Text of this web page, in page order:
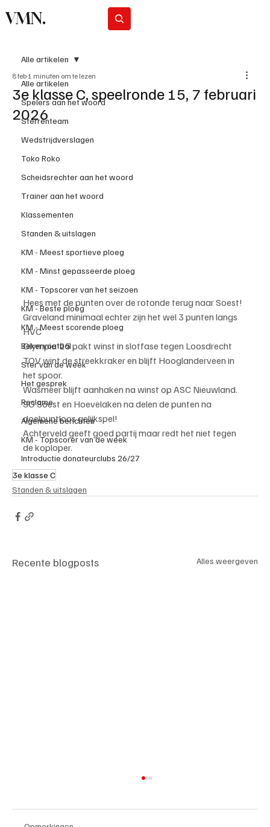
VMN.
Alle artikelen
Spelers aan het woord
Sterrenteam
Wedstrijdverslagen
Toko Roko
Scheidsrechter aan het woord
Trainer aan het woord
Klassementen
Standen & uitslagen
KM - Meest sportieve ploeg
KM - Minst gepasseerde ploeg
KM - Topscorer van het seizoen
KM - Beste ploeg
KM - Meest scorende ploeg
Bekervoetbal
Ster van de week
Het gesprek
Reclame
Algemene berichten
KM - Topscorer van de week
Introductie donateurclubs 26/27
Alle artikelen
3e klasse C, speelronde 15, 7 februari
2026
8 feb 1 minuten om te lezen
Hees met de punten over de rotonde terug naar Soest!
Graveland minimaal echter zijn het wel 3 punten langs
HVC
Olympia'25 pakt winst in slotfase tegen Loosdrecht
TOV wint de streekkraker en blijft Hooglanderveen in
het spoor.
Wasmeer blijft aanhaken na winst op ASC Nieuwland.
SO Soest en Hoevelaken na delen de punten na
doelpuntloos gelijkspel!
Achterveld geeft goed partij maar redt het niet tegen
de koploper.
3e klasse C
Standen & uitslagen
Recente blogposts Alles weergeven